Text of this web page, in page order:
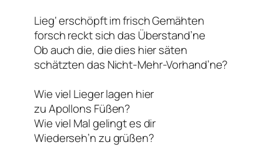
Lieg‘ erschöpft im frisch Gemähten
forsch reckt sich das Überstand’ne
Ob auch die, die dies hier säten
schätzten das Nicht-Mehr-Vorhand’ne?
Wie viel Lieger lagen hier
zu Apollons Füßen?
Wie viel Mal gelingt es dir
Wiederseh’n zu grüßen?